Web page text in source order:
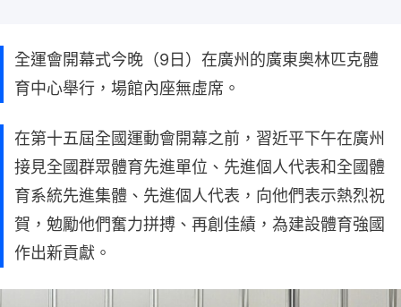
全運會開幕式今晚（9日）在廣州的廣東奧林匹克體
育中心舉行，場館內座無虛席。
在第十五屆全國運動會開幕之前，習近平下午在廣州
接見全國群眾體育先進單位、先進個人代表和全國體
育系統先進集體、先進個人代表，向他們表示熱烈祝
賀，勉勵他們奮力拼搏、再創佳績，為建設體育強國
作出新貢獻。